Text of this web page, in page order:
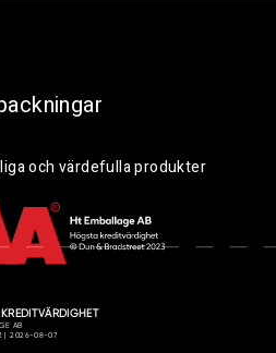
och värdefulla produkter